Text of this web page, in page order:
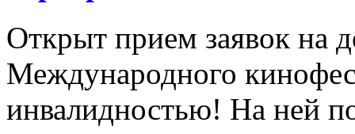
Открыт прием заявок на
Международного
инвалидностью! На ней